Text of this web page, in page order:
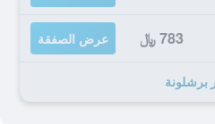
783 ﷼ عرض الصفقة